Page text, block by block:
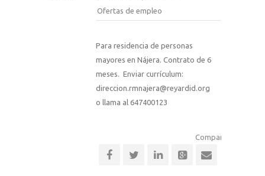
Ofertas de empleo
Para residencia de personas
mayores en Nájera. Contrato de 6
meses. Enviar currículum:
direccion.rmnajera@reyardid.org
o llama al 647400123
Comparte esta